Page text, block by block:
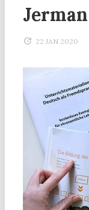
Jerman
22 JAN 2020